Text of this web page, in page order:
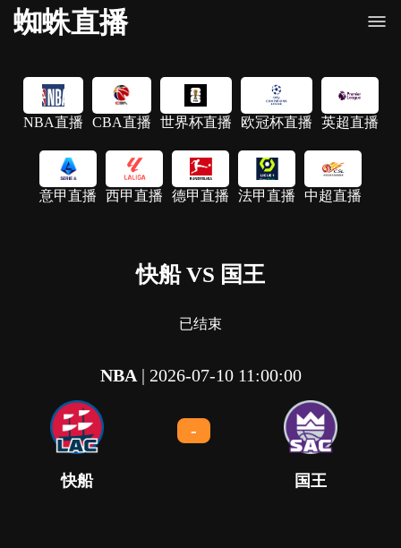
蜘蛛直播
NBA直播 CBA直播 世界杯直播 欧冠杯直播 英超直播
意甲直播 西甲直播 德甲直播 法甲直播 中超直播
快船 VS 国王
已结束
NBA| 2026-07-10 11:00:00
快船
-
国王